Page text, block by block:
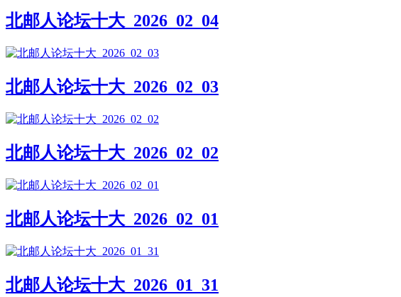
北邮人论坛十大_2026_02_04
北邮人论坛十大_2026_02_03
北邮人论坛十大_2026_02_02
北邮人论坛十大_2026_02_01
北邮人论坛十大_2026_01_31